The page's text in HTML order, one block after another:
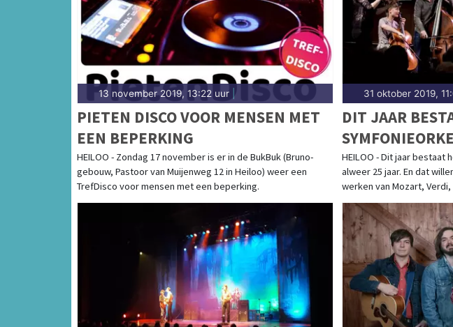
13 november 2019, 13:22 uur
PIETEN DISCO VOOR MENSEN MET
EEN BEPERKING
HEILOO - Zondag 17 november is er in de BukBuk (Bruno-
gebouw, Pastoor van Muijenweg 12 in Heiloo) weer een
TrefDisco voor mensen met een beperking.
31 oktober 2019,
DIT JAAR
HEILOO - Dit jaar
alweer 25 jaar. En dat
werken van Mozart, Verdi,